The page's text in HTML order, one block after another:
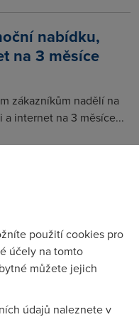
nabídku,
na 3 měsíce
zákazníkům nadělí na
internet na 3 měsíce...
pro rok 2021.
nabídne i elektroniku
použití cookies pro
účely na tomto
můžete jejich
údajů naleznete v